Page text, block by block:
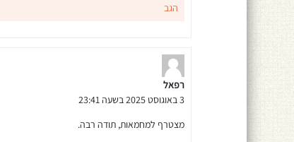
הגב
רפאל
3 באוגוסט 2025 בשעה 23:41
מצטרף למחמאות, תודה רבה.